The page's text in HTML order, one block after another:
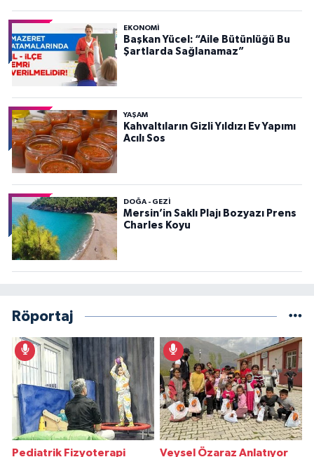
EKONOMI
Başkan Yücel: “Aile Bütünlüğü Bu
Şartlarda Sağlanamaz”
YAŞAM
Kahvaltıların Gizli Yıldızı Ev Yapımı
Acılı Sos
DOĞA - GEZI
Mersin’in Saklı Plajı Bozyazı Prens
Charles Koyu
Röportaj
Pediatrik Fizyoterapi Veysel Özaraz Anlatıyor